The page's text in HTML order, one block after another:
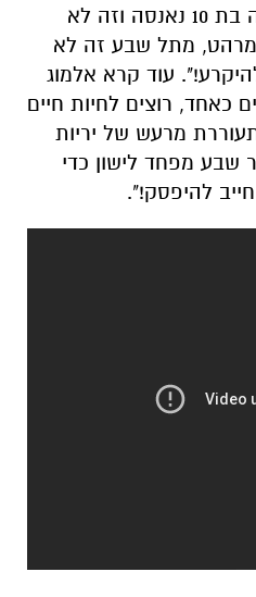
נורמלים! לא ייתכן שילדה בת 10 נאנסה וזה לא
מתל שבע זה לא
עוד קרא אלמוג
כאחד, רוצים לחיות חיים
מרעש של יריות
שבע מפחד לישון כדי
להיפסק!".